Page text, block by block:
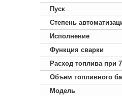
Пуск
Степень
Исполнение
Функция сварки
Расход топлива при
Объем топливного
Модель